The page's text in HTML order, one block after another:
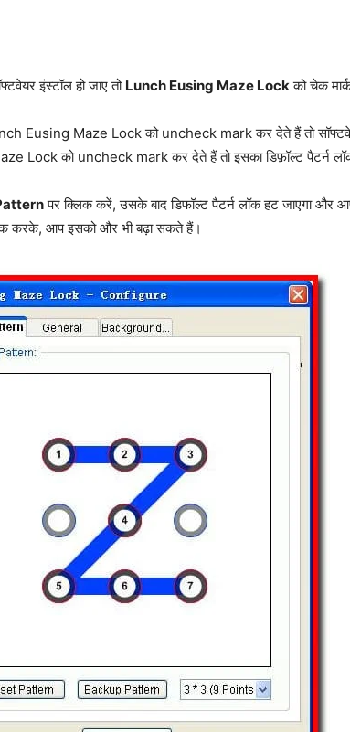
इंस्टॉल हो जाए तो Lunch Eusing Maze Lockको चेक
Eusing Maze Lock को uncheck mark कर देते हैं तो
Lock को uncheck mark कर देते हैं तो इसका डिफ़ॉल्ट पैटर्न
पर क्लिक करें, उसके बाद डिफॉल्ट पैटर्न लॉक हट जाएगा
आप इसको और भी बढ़ा सकते हैं।